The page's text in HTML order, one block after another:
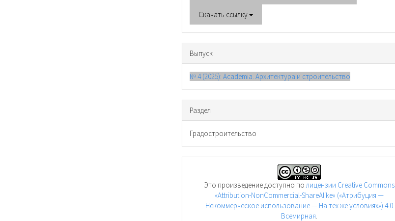
Скачать ссылку
Выпуск
№ 4 (2025): Academia. Архитектура и строительство
Раздел
Градостроительство
Это произведение доступно по лицензии Creative Commons
«Attribution-NonCommercial-ShareAlike» («Атрибуция —
Некоммерческое использование — На тех же условиях») 4.0
Всемирная